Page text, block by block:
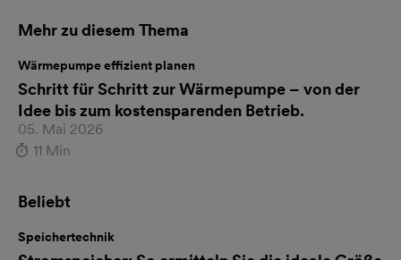
Mehr zu diesem Thema
05. Mai 2026
11 Min
Wärmepumpe effizient planen
Schritt für Schritt zur Wärmepumpe – von der
Idee bis zum kostensparenden Betrieb.
Beliebt
Speichertechnik